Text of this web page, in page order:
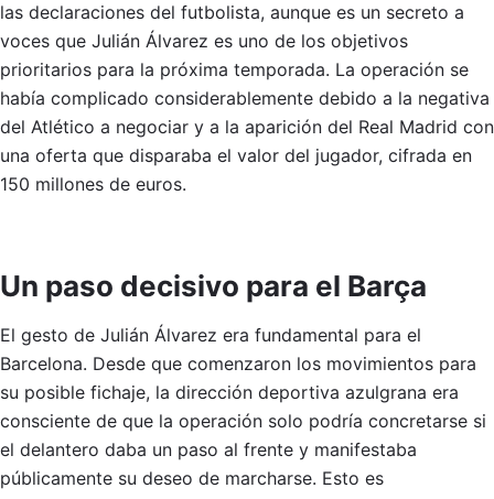
las declaraciones del futbolista, aunque es un secreto a
voces que Julián Álvarez es uno de los objetivos
prioritarios para la próxima temporada. La operación se
había complicado considerablemente debido a la negativa
del Atlético a negociar y a la aparición del Real Madrid con
una oferta que disparaba el valor del jugador, cifrada en
150 millones de euros.
Un paso decisivo para el Barça
El gesto de Julián Álvarez era fundamental para el
Barcelona. Desde que comenzaron los movimientos para
su posible fichaje, la dirección deportiva azulgrana era
consciente de que la operación solo podría concretarse si
el delantero daba un paso al frente y manifestaba
públicamente su deseo de marcharse. Esto es